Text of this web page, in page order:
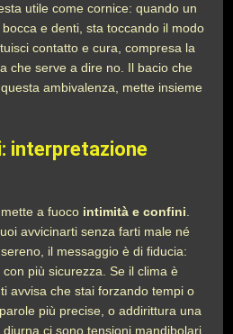
utile come cornice: quando un
e denti, sta toccando il modo
contatto e cura, compresa la
che serve a dire no. Il bacio che
ambivalenza, mette insieme
interpretazione
a fuoco intimità e confini
avvicinarti senza farti male né
il messaggio è di fiducia:
più sicurezza. Se il clima è
avvisa che stai forzando tempi o
più precise, o addirittura una
ci sono tensioni mandibolari